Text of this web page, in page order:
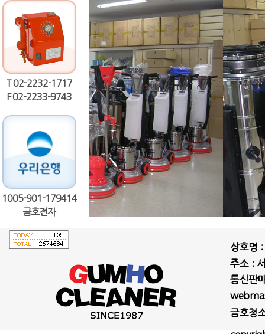
T 02-2232-1717
F 02-2233-9743
1005-901-179414
금호전자
상호명
주소 :
통신판
금호청